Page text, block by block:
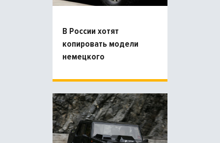
В России хотят
копировать модели
немецкого
Gelandewagen и
японского Land Cruise